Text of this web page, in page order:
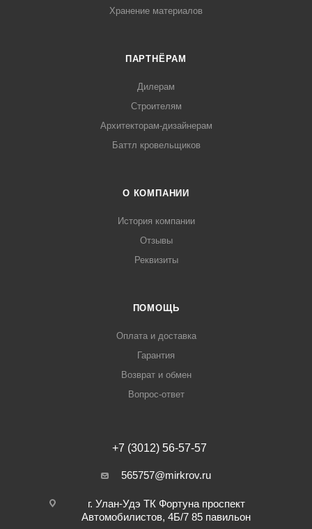
Хранение материалов
ПАРТНЁРАМ
Дилерам
Строителям
Архитекторам-дизайнерам
Баттл кровельщиков
О КОМПАНИИ
История компании
Отзывы
Реквизиты
ПОМОЩЬ
Оплата и доставка
Гарантия
Возврат и обмен
Вопрос-ответ
+7 (3012) 56-57-57
565757@mirkrov.ru
г. Улан-Удэ ​ТК Фортуна​ проспект
Автомобилистов, 4Б/7 ​85 павильон